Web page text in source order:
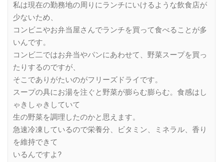
私は現在の勤務地の周りにランチにいけるような飲食店が
少ないため、
コンビニやお弁当屋さんでランチを買って食べることが多
いんです。
コンビ二ではお弁当やパンにあわせて、野菜スープを買っ
たりするのですが、
そこでありがたいのがフリーズドライです。
スープの具にお湯を注ぐと野菜が膨らむ膨らむ。食感はし
ゃきしゃきしていて
生の野菜を調理したのかと思えます。
急速冷凍しているので栄養分、ビタミン、ミネラル、香り
を維持できて
いるんですよ?